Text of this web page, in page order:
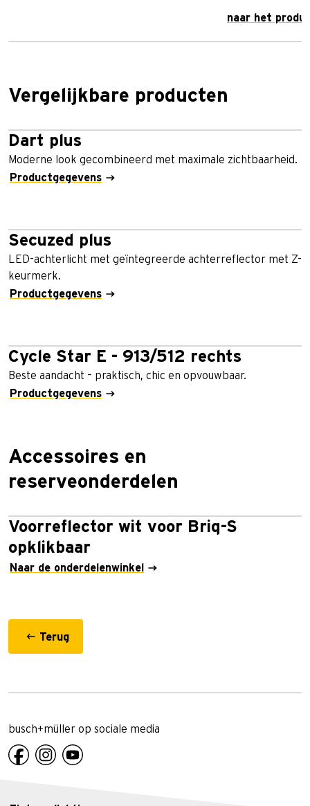
naar het
Vergelijkbare producten
Dart plus
Moderne look gecombineerd met maximale zichtbaarheid.
Productgegevens
Secuzed plus
LED-achterlicht met geïntegreerde achterreflector met Z-
keurmerk.
Productgegevens
Cycle Star E - 913/512 rechts
Beste aandacht – praktisch, chic en opvouwbaar.
Productgegevens
Accessoires en
reserveonderdelen
Voorreflector wit voor Briq-S
opklikbaar
Naar de onderdelenwinkel
Terug
busch+müller op sociale media